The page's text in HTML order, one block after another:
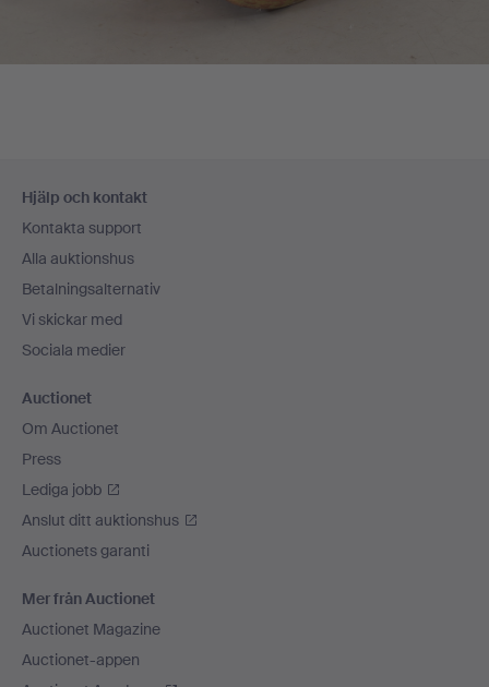
Hjälp och kontakt
Kontakta support
Alla auktionshus
Betalningsalternativ
Vi skickar med
Sociala medier
Auctionet
Om Auctionet
Press
Lediga jobb
Anslut ditt auktionshus
Auctionets garanti
Mer från Auctionet
Auctionet Magazine
Auctionet-appen